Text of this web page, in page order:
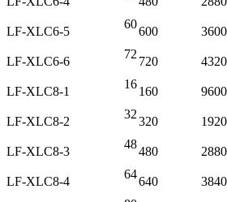
LF-XLC6-5
60
600
LF-XLC6-6
72
720
LF-XLC8-1
16
160 9600
LF-XLC8-2
32
320
LF-XLC8-3
48
480
LF-XLC8-4
64
640